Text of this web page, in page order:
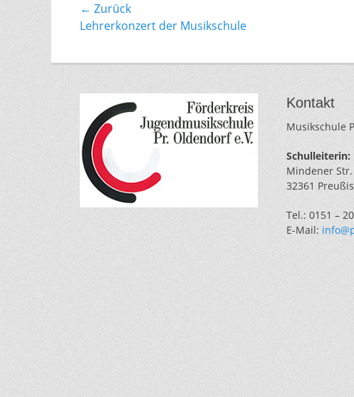
Beitragsnavigation
← Zurück
Vorhergehender
Lehrerkonzert der Musikschule
Kontakt
Musikschule
Schulleiterin:
Mindener
32361
Tel.: 0151 –
E-Mail: